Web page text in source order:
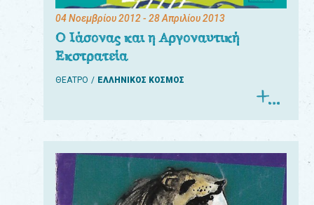
04 Νοεμβρίου 2012- 28 Απριλίου 2013
Ο Ιάσονας και η Αργοναυτική
Εκστρατεία
ΘΕΑΤΡΟ ΕΛΛΗΝΙΚΟΣ ΚΟΣΜΟΣ